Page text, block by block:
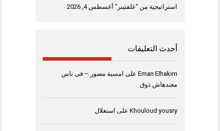
استراتيجية من “غلفتينر” أغسطس 4, 2026
أحدث التعليقات
Eman Elhakim على امسية مصور – فى ناس
معندهاش ذوق
Khouloud yousry على استغلال